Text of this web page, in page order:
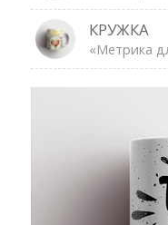
КРУЖКА
«Метрика